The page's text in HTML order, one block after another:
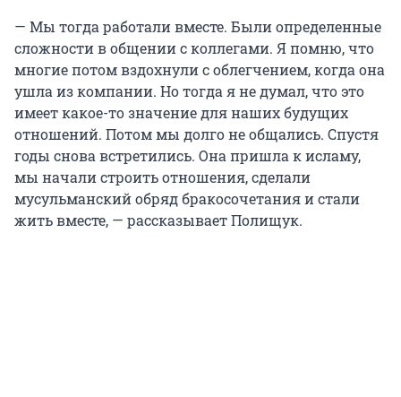
— Мы тогда работали вместе. Были определенные
сложности в общении с коллегами. Я помню, что
многие потом вздохнули с облегчением, когда она
ушла из компании. Но тогда я не думал, что это
имеет какое-то значение для наших будущих
отношений. Потом мы долго не общались. Спустя
годы снова встретились. Она пришла к исламу,
мы начали строить отношения, сделали
мусульманский обряд бракосочетания и стали
жить вместе, — рассказывает Полищук.